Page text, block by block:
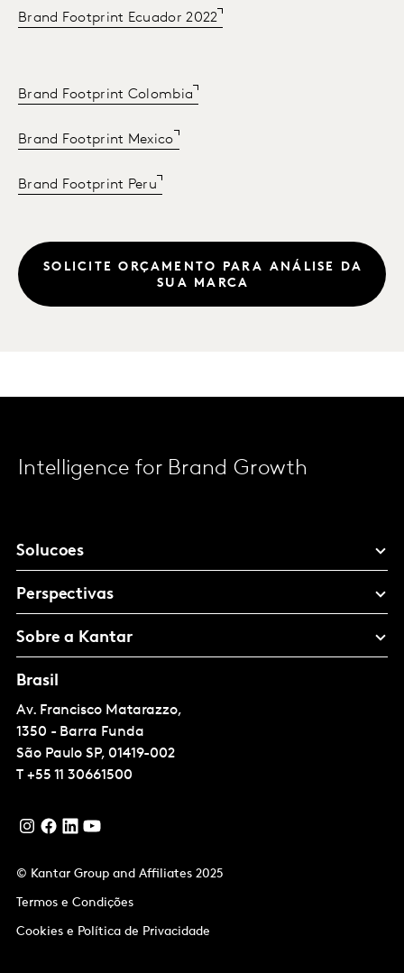
Brand Footprint Ecuador 2022
Brand Footprint Colombia
Brand Footprint Mexico
Brand Footprint Peru
SOLICITE ORÇAMENTO PARA ANÁLISE DA
SUA MARCA
Intelligence for Brand Growth
Solucoes
Perspectivas
Sobre a Kantar
Brasil
Av. Francisco Matarazzo,
1350 - Barra Funda
São Paulo SP, 01419-002
T +55 11 30661500
© Kantar Group and Affiliates 2025
Termos e Condições
Cookies e Política de Privacidade